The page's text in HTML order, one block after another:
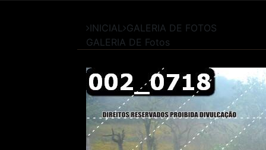
INICIAL GALERIA DE FOTOS
GALERIA DE Fotos